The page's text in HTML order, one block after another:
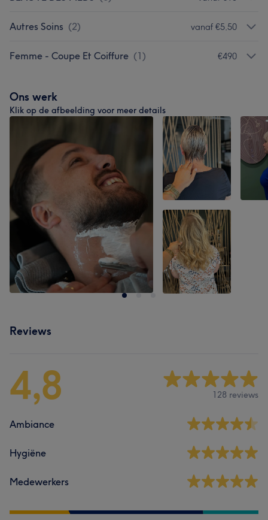
Autres Soins (2) vanaf €5,50
Femme - Coupe Et Coiffure (1) €490
Ons werk
Klik op de afbeelding voor meer details
Reviews
4,8 128 reviews
Ambiance
Hygiëne
Medewerkers